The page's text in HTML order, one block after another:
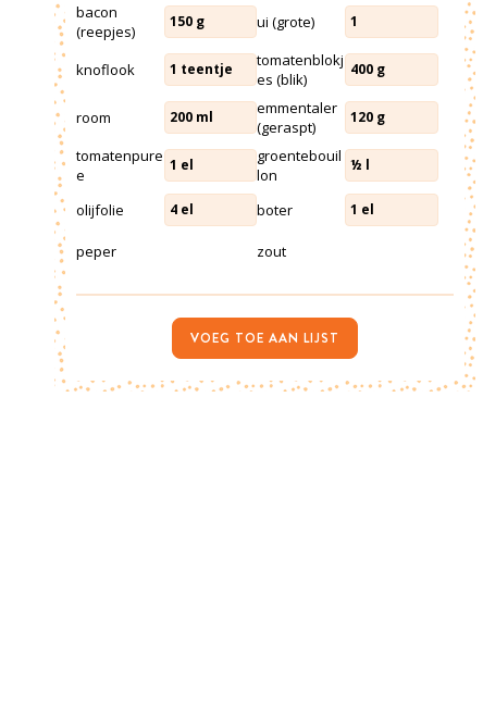
bacon
(reepjes)
150 g ui (grote) 1
knoflook 1 teentje
tomatenblokj
es (blik)
400 g
room 200 ml
emmentaler
(geraspt)
120 g
tomatenpure
e
1 el
groentebouil
lon
½ l
olijfolie 4 el boter 1 el
peper zout
VOEG TOE AAN LIJST